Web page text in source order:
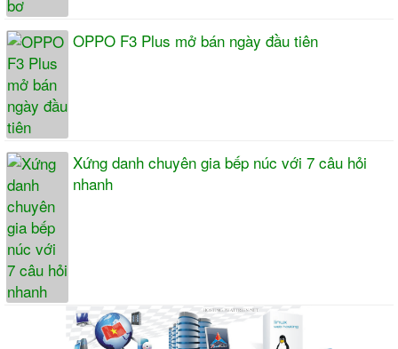
OPPO F3 Plus mở bán ngày đầu tiên
Xứng danh chuyên gia bếp núc với 7 câu hỏi
nhanh